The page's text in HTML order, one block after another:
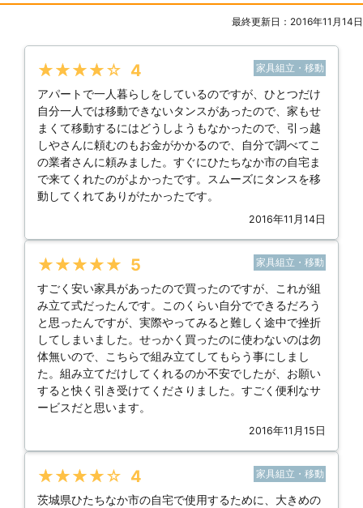
最終更新日：2016年11月14日
★★★★★ 4 家具組立・移動
アパートで一人暮らしをしているのですが、ひとつだけ
自分一人では移動できないタンスがあったので、家もせ
まくて移動するにはどうしようもなかったので、引っ越
しやさんに頼むのもお金がかかるので、自分で調べてこ
の業者さんに頼みました。すぐにひたちなか市の自宅ま
で来てくれたのがよかったです。スムーズにタンスを移
動してくれてありがたかったです。
2016年11月14日
★★★★★ 5 家具組立・移動
すごく安い家具があったので買ったのですが、これが組
み立て式だったんです。このくらい自分でできるだろう
と思ったんですが、実際やってみると難しく途中で挫折
してしまいました。せっかく買ったのに使わないのは勿
体無いので、こちらで組み立てしてもらう事にしまし
た。組み立てだけしてくれるのか不安でしたが、お願い
すると快く引き受けてくださりました。すごく便利なサ
ービスだと思います。
2016年11月15日
★★★★★ 4 家具組立・移動
茨城県ひたちなか市の自宅で使用するために、大きめの